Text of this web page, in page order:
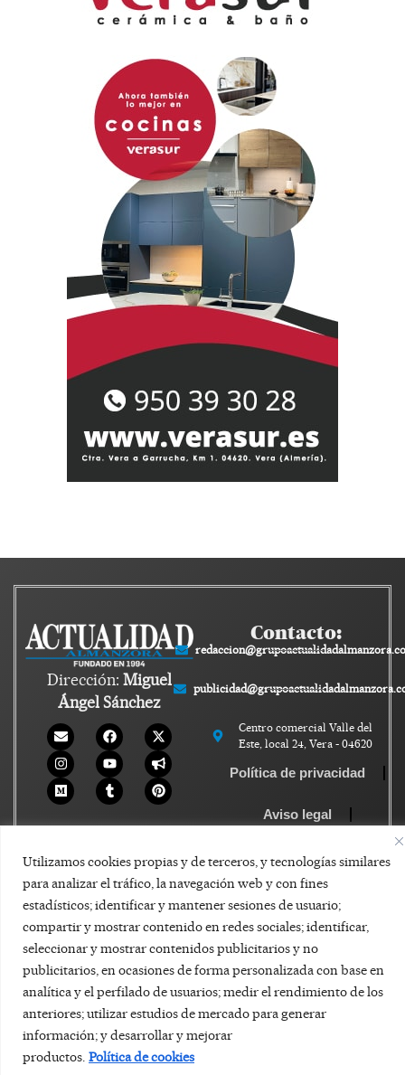
Utilizamos cookies propias y de terceros, y tecnologías similares
para analizar el tráfico, la navegación web y con fines
estadísticos; identificar y mantener sesiones de usuario;
compartir y mostrar contenido en redes sociales; identificar,
seleccionar y mostrar contenidos publicitarios y no
publicitarios, en ocasiones de forma personalizada con base en
analítica y el perfilado de usuarios; medir el rendimiento de los
anteriores; utilizar estudios de mercado para generar
información; y desarrollar y mejorar
productos. Política de cookies
Dirección: Miguel
Ángel Sánchez
Contacto:
Centro comercial Valle del
Este, local 24, Vera - 04620
Política de privacidad
Aviso legal
Política de Cookies